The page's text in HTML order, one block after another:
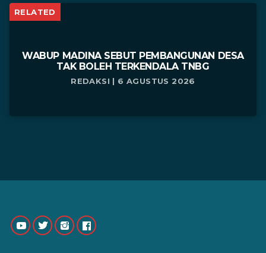
RELATED
WABUP MADINA SEBUT PEMBANGUNAN DESA
TAK BOLEH TERKENDALA TNBG
REDAKSI | 6 AGUSTUS 2026